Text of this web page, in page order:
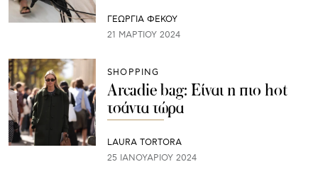
ΓΕΩΡΓΙΑ ΦΕΚΟΥ
21 ΜΑΡΤΊΟΥ 2024
SHOPPING
Arcadie bag: Είναι η πιο hot
τσάντα τώρα
LAURA TORTORA
25 ΙΑΝΟΥΑΡΊΟΥ 2024